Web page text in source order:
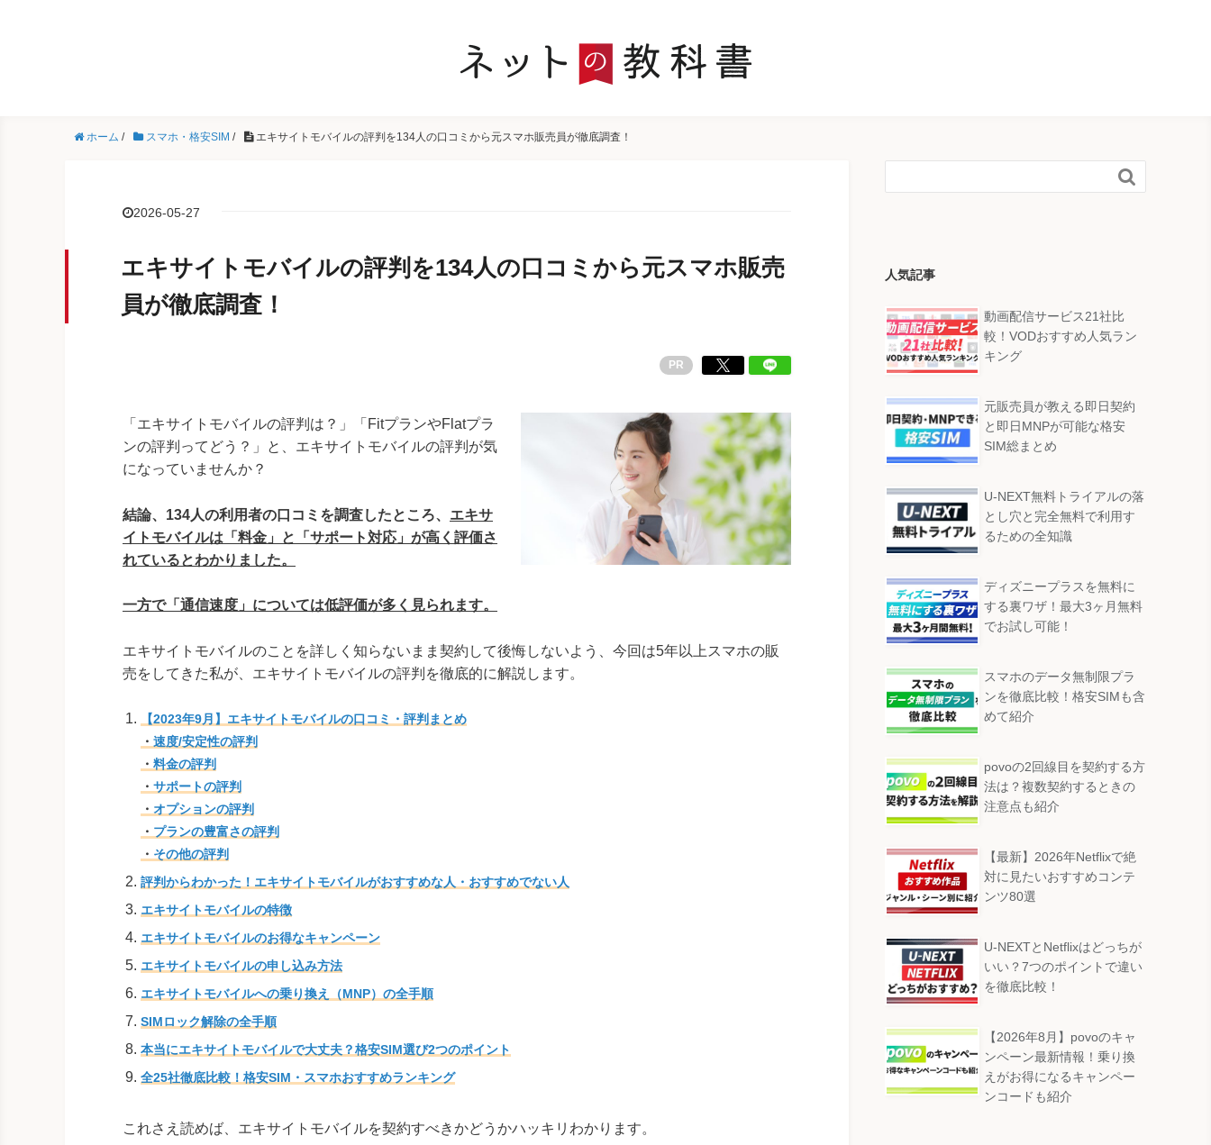
ホーム / スマホ・格安SIM / エキサイトモバイルの評判を134人の口コミから元スマホ販売員が徹底調査！
2026-05-27
エキサイトモバイルの評判を134人の口コミから元スマホ販売
員が徹底調査！
PR
「エキサイトモバイルの評判は？」「FitプランやFlatプラ
ンの評判ってどう？」と、エキサイトモバイルの評判が気
になっていませんか？
結論、134人の利用者の口コミを調査したところ、 エキサ
イトモバイルは「料金」と「サポート対応」が高く評価さ
れているとわかりました。
一方で「通信速度」については低評価が多く見られます。
エキサイトモバイルのことを詳しく知らないまま契約して後悔しないよう、今回は5年以上スマホの販
売をしてきた私が、エキサイトモバイルの評判を徹底的に解説します。
【2023年9月】エキサイトモバイルの口コミ・評判まとめ
・ 速度/安定性の評判
・ 料金の評判
・ サポートの評判
・ オプションの評判
・ プランの豊富さの評判
・ その他の評判
評判からわかった！エキサイトモバイルがおすすめな人・おすすめでない人
エキサイトモバイルの特徴
エキサイトモバイルのお得なキャンペーン
エキサイトモバイルの申し込み方法
エキサイトモバイルへの乗り換え（MNP）の全手順
SIMロック解除の全手順
本当にエキサイトモバイルで大丈夫？格安SIM選び2つのポイント
全25社徹底比較！格安SIM・スマホおすすめランキング
これさえ読めば、エキサイトモバイルを契約すべきかどうかハッキリわかります。

人気記事
動画配信サービス21社比
較！VODおすすめ人気ラン
キング
元販売員が教える即日契約
と即日MNPが可能な格安
SIM総まとめ
U-NEXT無料トライアルの落
とし穴と完全無料で利用す
るための全知識
ディズニープラスを無料に
する裏ワザ！最大3ヶ月無料
でお試し可能！
スマホのデータ無制限プラ
ンを徹底比較！格安SIMも含
めて紹介
povoの2回線目を契約する方
法は？複数契約するときの
注意点も紹介
【最新】2026年Netflixで絶
対に見たいおすすめコンテ
ンツ80選
U-NEXTとNetflixはどっちが
いい？7つのポイントで違い
を徹底比較！
【2026年8月】povoのキャ
ンペーン最新情報！乗り換
えがお得になるキャンペー
ンコードも紹介